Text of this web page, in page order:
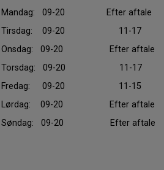
Mandag: 09-20 Efter aftale
Tirsdag: 09-20 11-17
Onsdag: 09-20 Efter aftale
Torsdag: 09-20 11-17
Fredag: 09-20 11-15
Lørdag: 09-20 Efter aftale
Søndag: 09-20 Efter aftale